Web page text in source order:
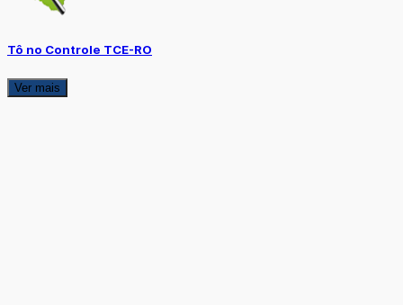
Tô no Controle TCE-RO
Ver mais